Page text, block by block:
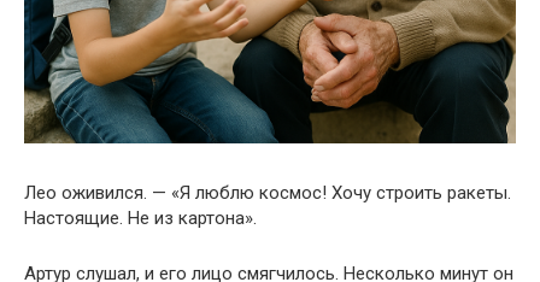
Лео оживился. — «Я люблю космос! Хочу строить ракеты.
Настоящие. Не из картона».
Артур слушал, и его лицо смягчилось. Несколько минут он